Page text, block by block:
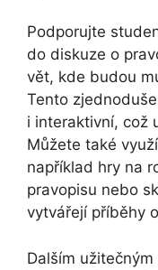
Podporujte
do diskuze o
vět, kde budou
Tento
i interaktivní, což
Můžete také
například hry na
pravopisu nebo
vytvářejí příběhy
Dalším